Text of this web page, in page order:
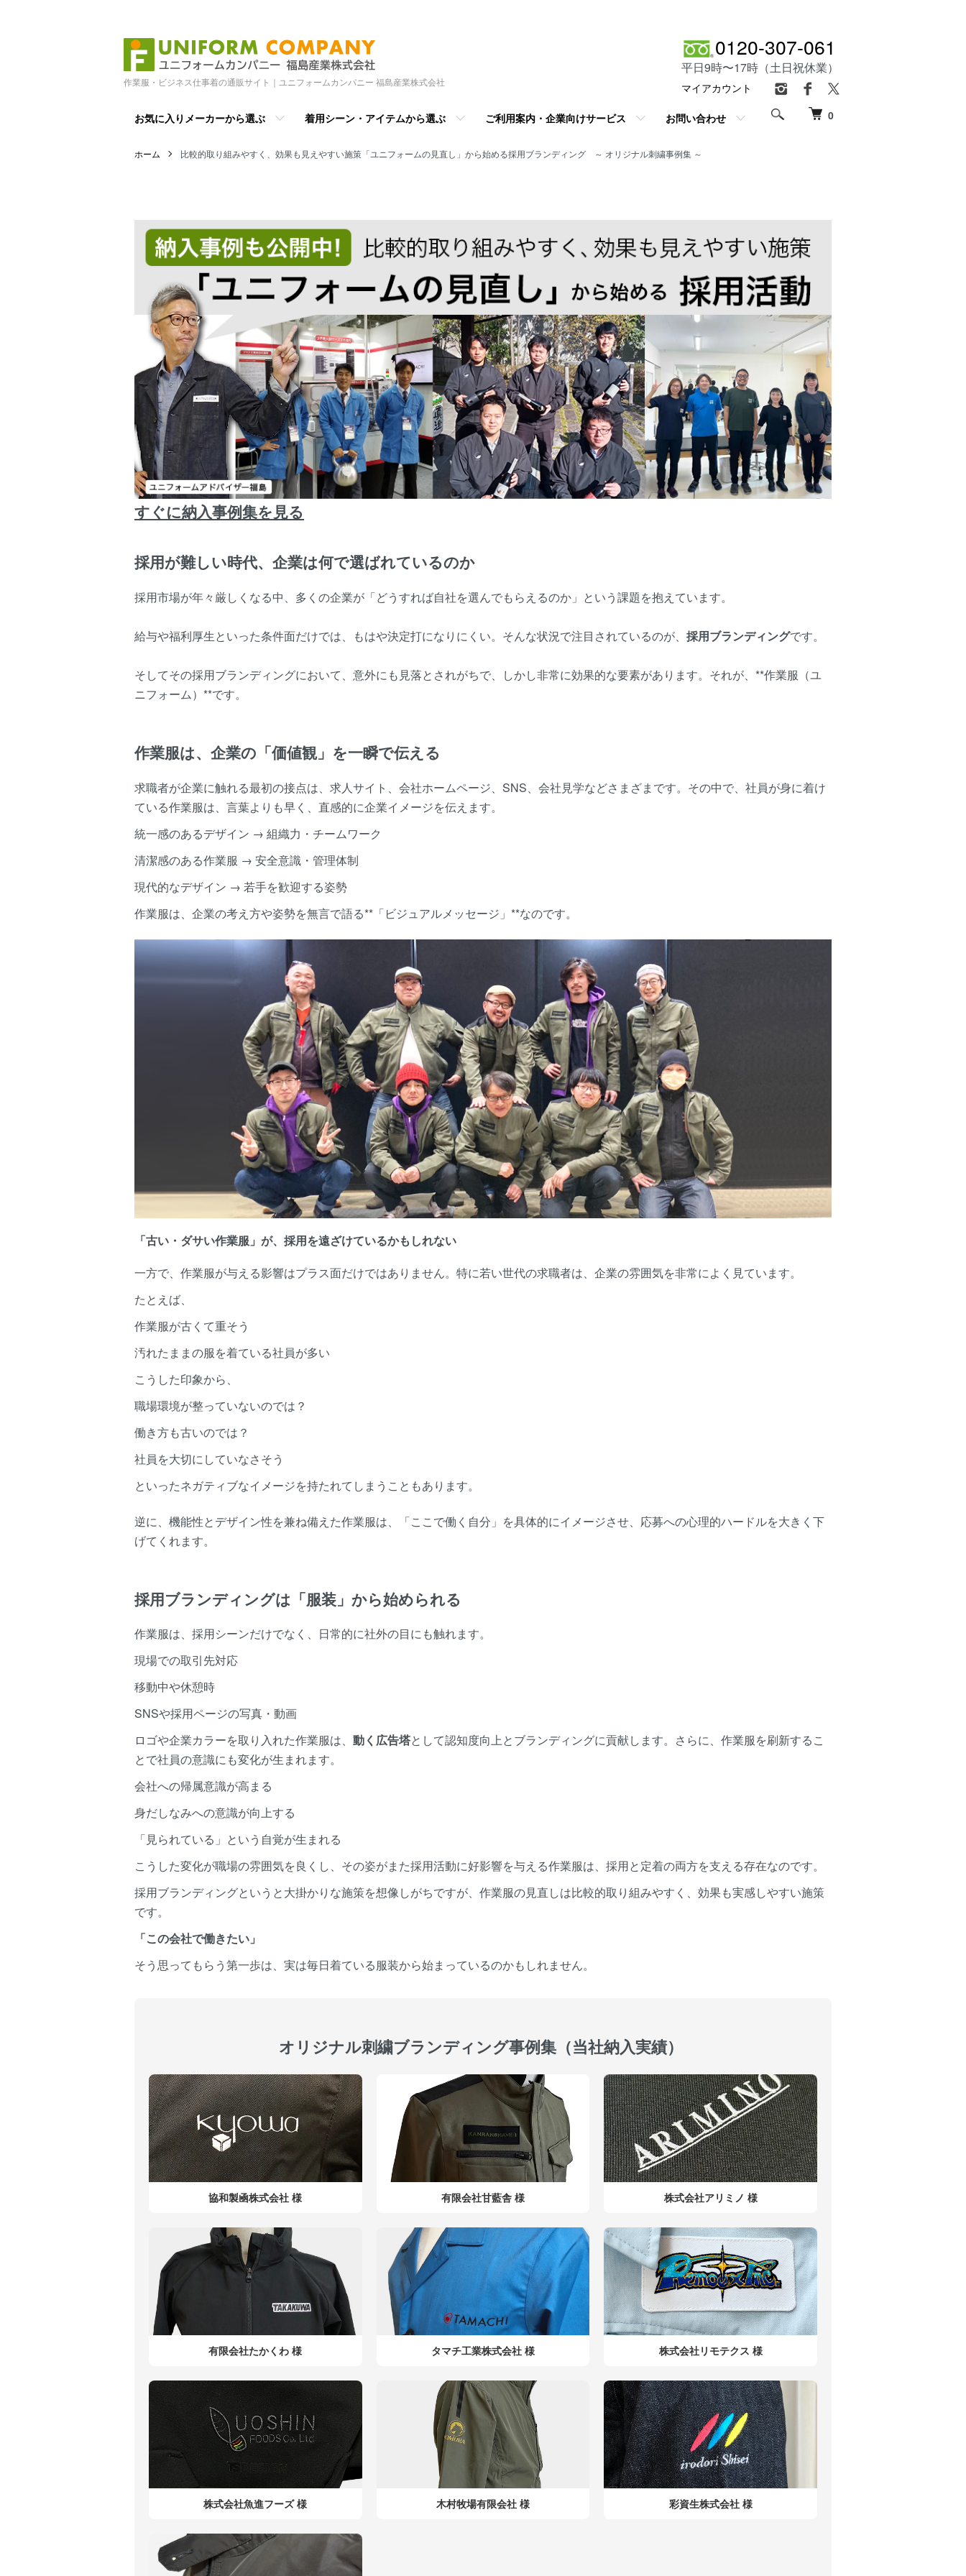
作業服・ビジネス仕事着の通販サイト｜ユニフォームカンパニー 福島産業株式会社
0
お気に入りメーカーから選ぶ 着用シーン・アイテムから選ぶ ご利用案内・企業向けサービス お問い合わせ
0120-307-061
平日9時〜17時（土日祝休業）
マイアカウント
ホーム 比較的取り組みやすく、効果も見えやすい施策「ユニフォームの見直し」から始める採用ブランディング ～ オリジナル刺繍事例集 ～
すぐに納入事例集を見る
採用が難しい時代、企業は何で選ばれているのか
採用市場が年々厳しくなる中、多くの企業が「どうすれば自社を選んでもらえるのか」という課題を抱えています。
給与や福利厚生といった条件面だけでは、もはや決定打になりにくい。そんな状況で注目されているのが、 採用ブランディングです。
そしてその採用ブランディングにおいて、意外にも見落とされがちで、しかし非常に効果的な要素があります。それが、**作業服（ユ
ニフォーム）**です。
作業服は、企業の「価値観」を一瞬で伝える
求職者が企業に触れる最初の接点は、求人サイト、会社ホームページ、SNS、会社見学などさまざまです。その中で、社員が身に着け
ている作業服は、言葉よりも早く、直感的に企業イメージを伝えます。
統一感のあるデザイン → 組織力・チームワーク
清潔感のある作業服 → 安全意識・管理体制
現代的なデザイン → 若手を歓迎する姿勢
作業服は、企業の考え方や姿勢を無言で語る**「ビジュアルメッセージ」**なのです。
「古い・ダサい作業服」が、採用を遠ざけているかもしれない
一方で、作業服が与える影響はプラス面だけではありません。特に若い世代の求職者は、企業の雰囲気を非常によく見ています。
たとえば、
作業服が古くて重そう
汚れたままの服を着ている社員が多い
こうした印象から、
職場環境が整っていないのでは？
働き方も古いのでは？
社員を大切にしていなさそう
といったネガティブなイメージを持たれてしまうこともあります。
逆に、機能性とデザイン性を兼ね備えた作業服は、「ここで働く自分」を具体的にイメージさせ、応募への心理的ハードルを大きく下
げてくれます。
採用ブランディングは「服装」から始められる
作業服は、採用シーンだけでなく、日常的に社外の目にも触れます。
現場での取引先対応
移動中や休憩時
SNSや採用ページの写真・動画
ロゴや企業カラーを取り入れた作業服は、 動く広告塔として認知度向上とブランディングに貢献します。さらに、作業服を刷新するこ
とで社員の意識にも変化が生まれます。
会社への帰属意識が高まる
身だしなみへの意識が向上する
「見られている」という自覚が生まれる
こうした変化が職場の雰囲気を良くし、その姿がまた採用活動に好影響を与える作業服は、採用と定着の両方を支える存在なのです。
採用ブランディングというと大掛かりな施策を想像しがちですが、作業服の見直しは比較的取り組みやすく、効果も実感しやすい施策
です。
「この会社で働きたい」
そう思ってもらう第一歩は、実は毎日着ている服装から始まっているのかもしれません。
オリジナル刺繍ブランディング事例集（当社納入実績）
協和製凾株式会社 様 有限会社甘藍舎 様 株式会社アリミノ 様
有限会社たかくわ 様 タマチ工業株式会社 様 株式会社リモテクス 様
株式会社魚進フーズ 様 木村牧場有限会社 様 彩資生株式会社 様